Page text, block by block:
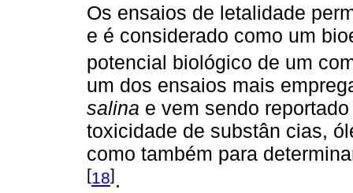
Os ensaios de letalidade
e é considerado como um
potencial biológico de um
um dos ensaios mais
salina e vem sendo
toxicidade de substân cias,
como também para
[18].